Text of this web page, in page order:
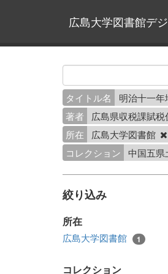
広島大学図書館デ
タイトル名
明治十一
著者
広島県収税課賦税
所在
広島大学図書館
コレクション
中国五県
絞り込み
所在
広島大学図書館 1
コレクション